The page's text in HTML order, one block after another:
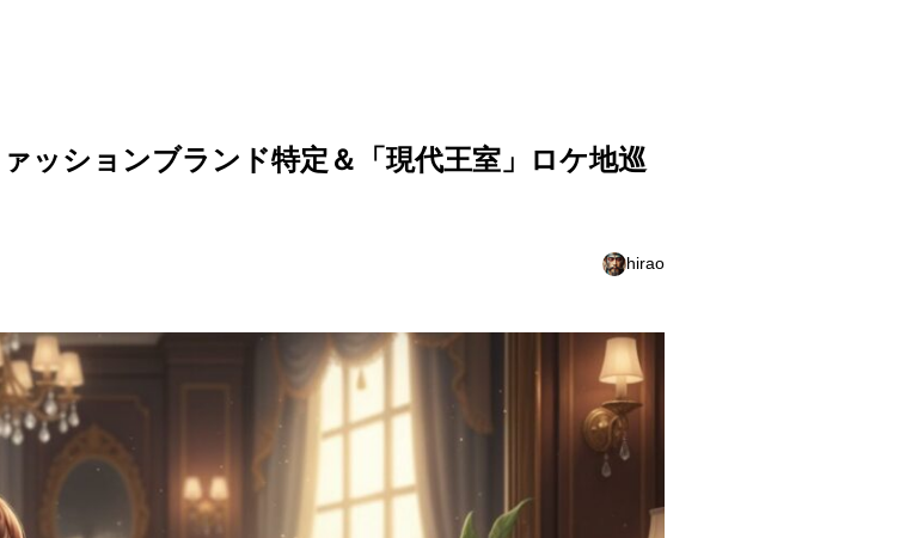
ッションブランド特定＆「現代王室」ロケ地巡
hirao